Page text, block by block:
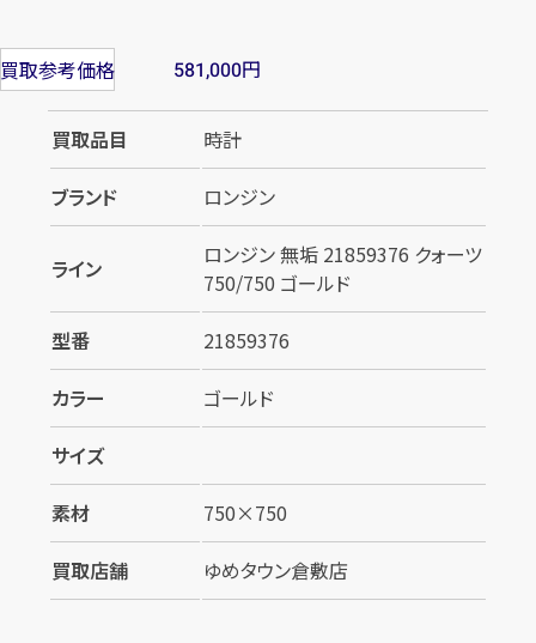
カンタン無料
買取参考価格 581,000円
買取品目
時計
ブランド
ロンジン
ライン
ロンジン 無垢 21859376 クォーツ
750/750 ゴールド
型番
21859376
カラー
ゴールド
サイズ
素材
750×750
買取店舗
ゆめタウン倉敷店